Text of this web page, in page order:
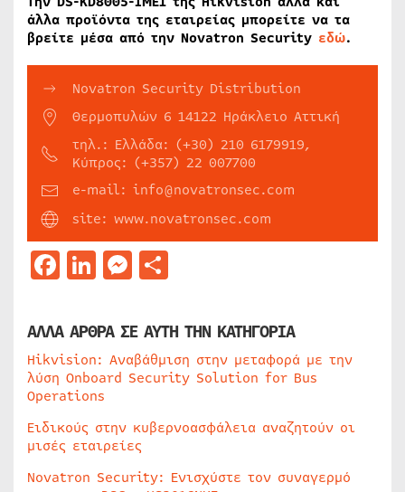
άλλα προϊόντα της εταιρείας μπορείτε να τα
βρείτε μέσα από την Novatron Security εδώ.
Novatron Security Distribution
Θερμοπυλών 6 14122 Ηράκλειο Αττική
τηλ.: Ελλάδα: (+30) 210 6179919,
Κύπρος: (+357) 22 007700
e-mail: info@novatronsec.com
site: www.novatronsec.com
Facebook
LinkedIn
Messenger
ΑΛΛΑ ΑΡΘΡΑ ΣΕ ΑΥΤΗ ΤΗΝ ΚΑΤΗΓΟΡΙΑ
Hikvision: Αναβάθμιση στην μεταφορά με την
λύση Onboard Security Solution for Bus
Operations
Ειδικούς στην κυβερνοασφάλεια αναζητούν οι
μισές εταιρείες
Novatron Security: Ενισχύστε τον συναγερμό